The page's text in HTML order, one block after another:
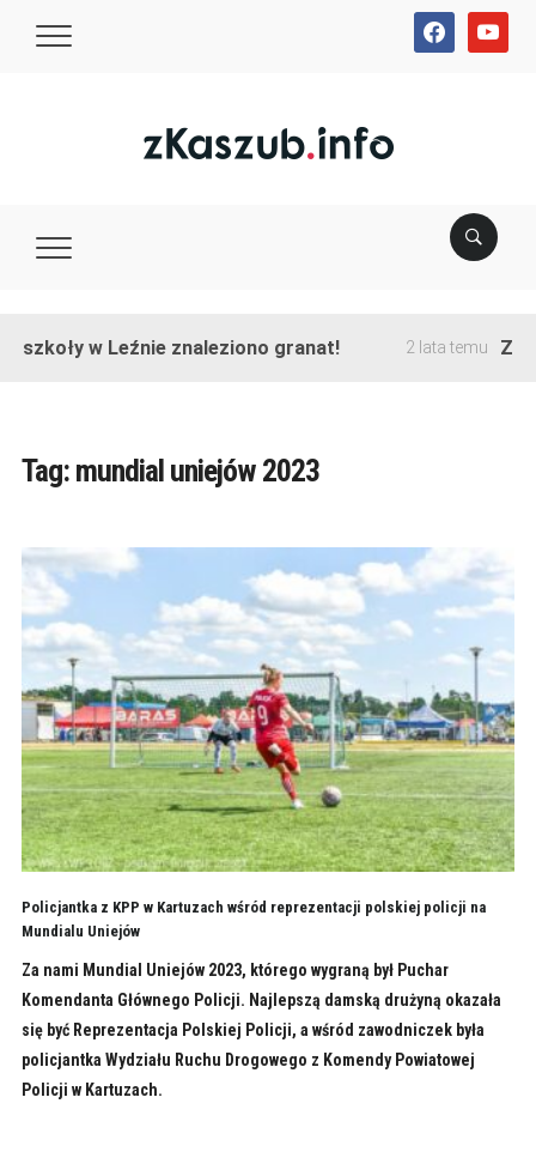
facebookyoutube
szkoły w Leźnie znaleziono granat! 2 lata temu
Tag: mundial uniejów 2023
Policjantka z KPP w Kartuzach wśród reprezentacji polskiej policji na
Mundialu Uniejów
Za nami Mundial Uniejów 2023, którego wygraną był Puchar
Komendanta Głównego Policji. Najlepszą damską drużyną okazała
się być Reprezentacja Polskiej Policji, a wśród zawodniczek była
policjantka Wydziału Ruchu Drogowego z Komendy Powiatowej
Policji w Kartuzach.